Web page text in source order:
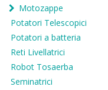
Motozappe
Potatori Telescopici
Potatori a batteria
Reti Livellatrici
Robot Tosaerba
Seminatrici